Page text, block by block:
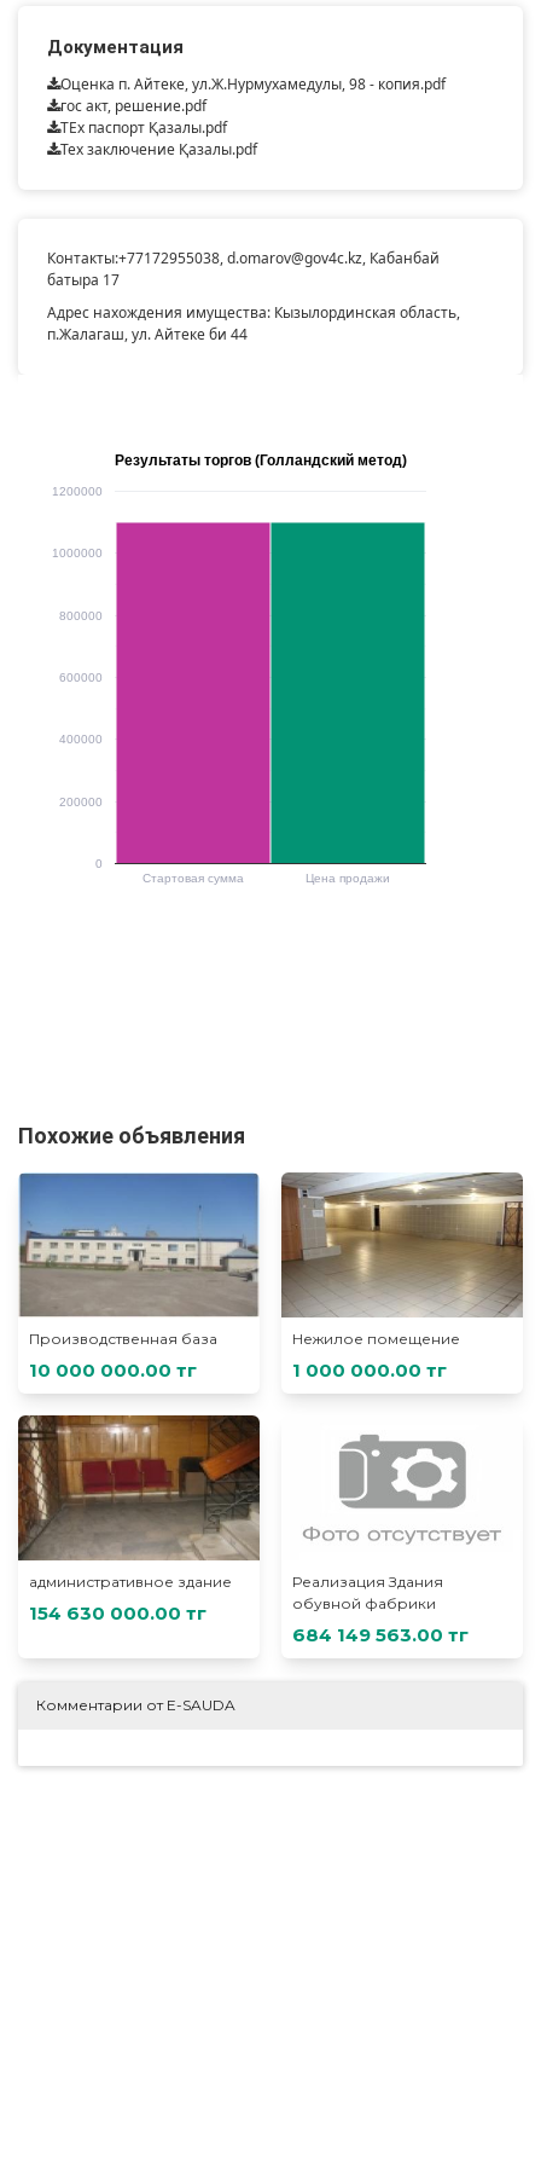
Документация
Оценка п. Айтеке, ул.Ж.Нурмухамедулы, 98 - копия.pdf
гос акт, решение.pdf
ТЕх паспорт Қазалы.pdf
Тех заключение Қазалы.pdf
Контакты:+77172955038,d.omarov@gov4c.kz, Кабанбай
батыра 17
Адрес нахождения имущества: Кызылординская область,
п.Жалагаш, ул. Айтеке би 44
Результаты торгов (Голландский метод)
Стартовая сумма Цена продажи
0
200000
400000
600000
800000
1000000
1200000
Похожие объявления
Производственная база
10 000 000.00 тг
Нежилое помещение
1 000 000.00 тг
административное здание
154 630 000.00 тг
Реализация Здания
обувной фабрики
684 149 563.00 тг
Комментарии от E-SAUDA